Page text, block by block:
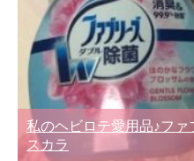
私のヘビロテ愛用品♪フ
スカラ